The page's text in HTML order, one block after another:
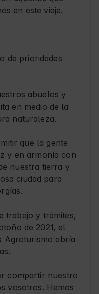
en este viaje.
de prioridades​
abuelos y
en medio de la
naturaleza.
que la gente
y en armonía con
nuestra tierra y
ciudad para
trabajo y trámites,
de 2021, el
Agroturismo abría
compartir nuestro
vosotros. Hemos